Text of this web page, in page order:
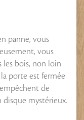
panne, vous
vous
les bois, non loin
porte est fermée
de
disque mystérieux.